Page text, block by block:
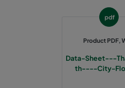
pdf
Product PDF,
Data-Sheet---
th----City-Flo